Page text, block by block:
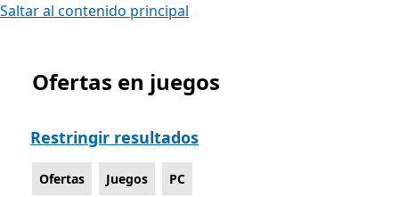
Saltar al contenido principal
Lista Microsoft.com
Ofertas en juegos
Restringir resultados
Ofertas Juegos PC